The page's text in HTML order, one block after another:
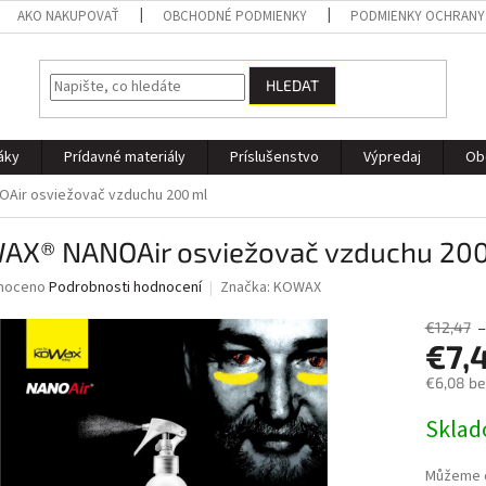
AKO NAKUPOVAŤ OBCHODNÉ PODMIENKY PODMIENKY OCHRANY
HLEDAT
Prídavné materiály Príslušenstvo Výpredaj
osviežovač vzduchu 200 ml
NANOAir osviežovač vzduchu
Podrobnosti hodnocení Značka: KOWAX
€12,47
€6,08
cena:
Můžeme